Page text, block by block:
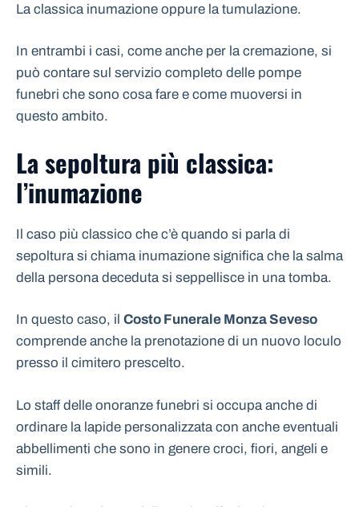
La classica inumazione oppure la tumulazione.
In entrambi i casi, come anche per la cremazione, si
può contare sul servizio completo delle pompe
funebri che sono cosa fare e come muoversi in
questo ambito.
La sepoltura più classica:
l’inumazione
Il caso più classico che c’è quando si parla di
sepoltura si chiama inumazione significa che la salma
della persona deceduta si seppellisce in una tomba.
In questo caso, il Costo Funerale Monza Seveso
comprende anche la prenotazione di un nuovo loculo
presso il cimitero prescelto.
Lo staff delle onoranze funebri si occupa anche di
ordinare la lapide personalizzata con anche eventuali
abbellimenti che sono in genere croci, fiori, angeli e
simili.